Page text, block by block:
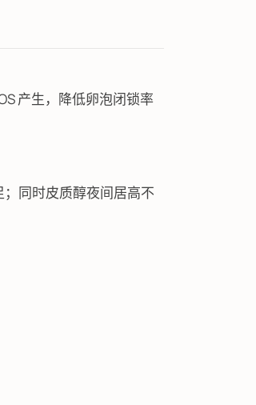
产生，降低卵泡闭锁率
同时皮质醇夜间居高不